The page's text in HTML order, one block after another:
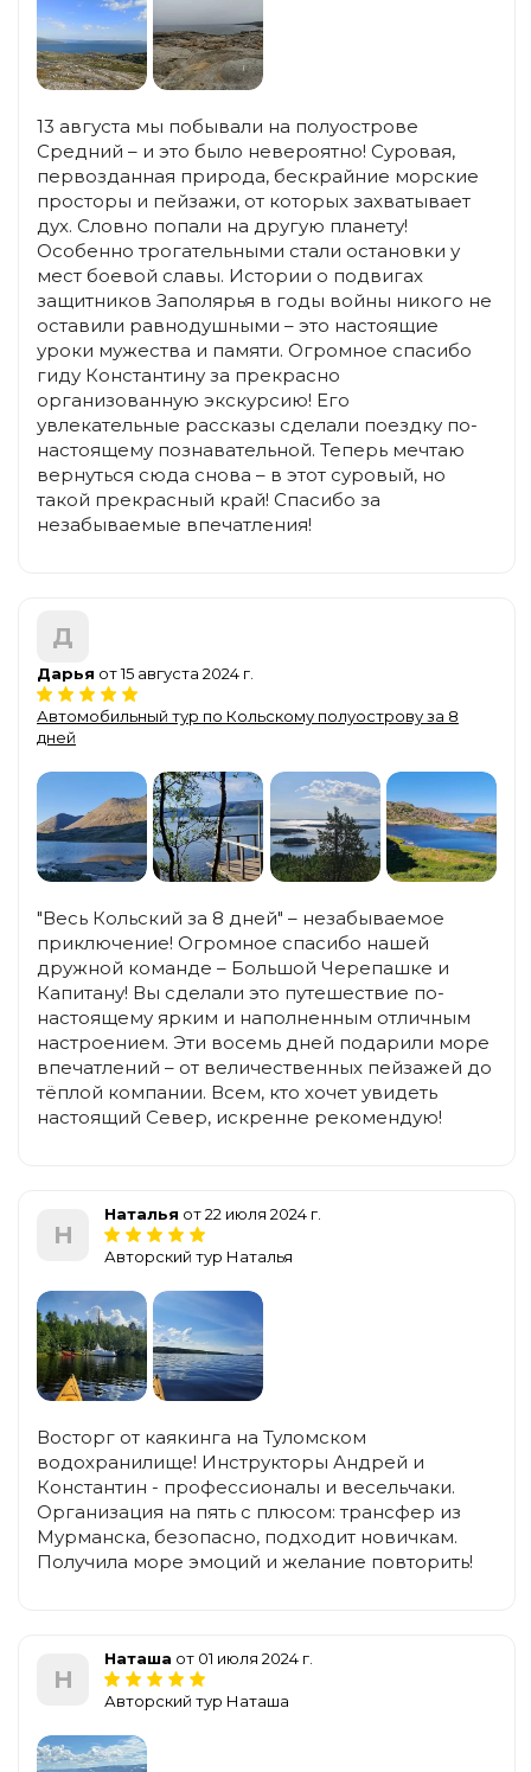
13 августа мы побывали на полуострове
Средний – и это было невероятно! Суровая,
первозданная природа, бескрайние морские
просторы и пейзажи, от которых захватывает
дух. Словно попали на другую планету!
Особенно трогательными стали остановки у
мест боевой славы. Истории о подвигах
защитников Заполярья в годы войны никого не
оставили равнодушными – это настоящие
уроки мужества и памяти. Огромное спасибо
гиду Константину за прекрасно
организованную экскурсию! Его
увлекательные рассказы сделали поездку по-
настоящему познавательной. Теперь мечтаю
вернуться сюда снова – в этот суровый, но
такой прекрасный край! Спасибо за
незабываемые впечатления!
Д
Дарья от 15 августа 2024 г.
Автомобильный тур по Кольскому полуострову за 8
дней
"Весь Кольский за 8 дней" – незабываемое
приключение! Огромное спасибо нашей
дружной команде – Большой Черепашке и
Капитану! Вы сделали это путешествие по-
настоящему ярким и наполненным отличным
настроением. Эти восемь дней подарили море
впечатлений – от величественных пейзажей до
тёплой компании. Всем, кто хочет увидеть
настоящий Север, искренне рекомендую!
Н
Наталья от 22 июля 2024 г.
Авторский тур Наталья
Восторг от каякинга на Туломском
водохранилище! Инструкторы Андрей и
Константин - профессионалы и весельчаки.
Организация на пять с плюсом: трансфер из
Мурманска, безопасно, подходит новичкам.
Получила море эмоций и желание повторить!
Н
Наташа от 01 июля 2024 г.
Авторский тур Наташа